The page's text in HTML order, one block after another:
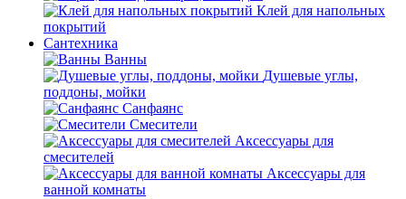
Клей для напольных
покрытий
Сантехника
Ванны
Душевые углы,
поддоны, мойки
Санфаянс
Смесители
Аксессуары для
смесителей
Аксессуары для
ванной комнаты